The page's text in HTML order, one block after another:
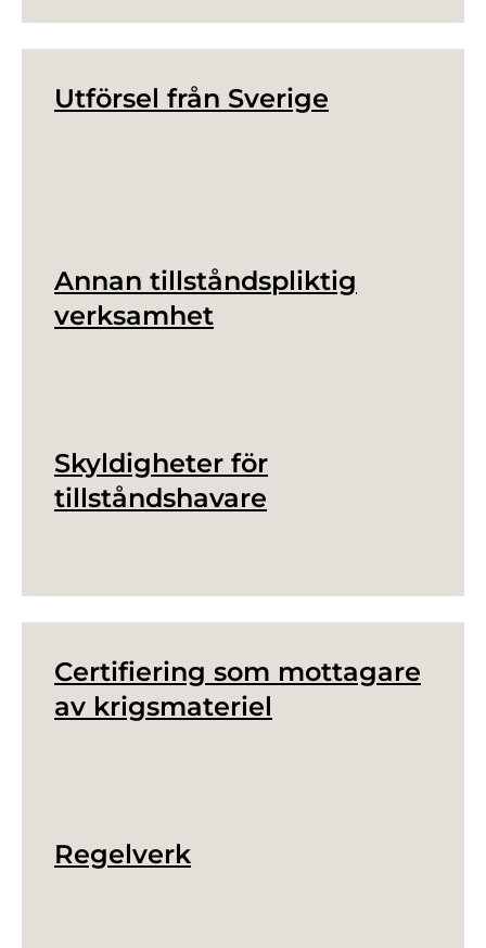
Utförsel från Sverige
Annan tillståndspliktig
verksamhet
Skyldigheter för
tillståndshavare
Certifiering som mottagare
av krigsmateriel
Regelverk